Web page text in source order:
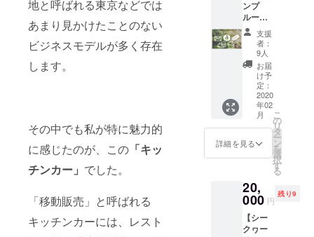
地と呼ばれる東京などでは
あまり見かけたことのない
ビジネスモデルが多く存在
します。
その中でも私が特に魅力的
に感じたのが、この 「キッ
チンカー」 でした。
「移動販売」と呼ばれる
キッチンカーには、レスト
て》を
ご覧く
ださ
い。
※「あな
たの名
前を車
に載せ
す。」
の名
前・
ニック
文字以
内で記
入して
くださ
い。
ト/ドリ
ンク引
換券×5
④冷凍
タピオ
カ 5杯
doredor
e? お土
産セッ
ト ⑥あ
なたの
カーに
載せま
（中）
◇詳し
ンプ
ルー
セッ
ト】 ①
感謝の
気持ち
を込め
たお手
紙、ま
たは電
②「dor
e
dore?」
カー
セット
③ポテ
ト/ドリ
ンク引
支援
者：
9人
お届
け予
定：
2020
年02
月
詳細を見る
こ
の
リ
タ
ー
ン
を
選
択
す
る
20,
000 円
残り9
【シー
クヮー